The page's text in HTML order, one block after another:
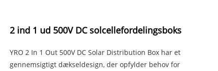
2 ind 1 ud 500V DC solcellefordelingsboks
YRO 2 In 1 Out 500V DC Solar Distribution Box har et
gennemsigtigt dækseldesign, der opfylder behov for